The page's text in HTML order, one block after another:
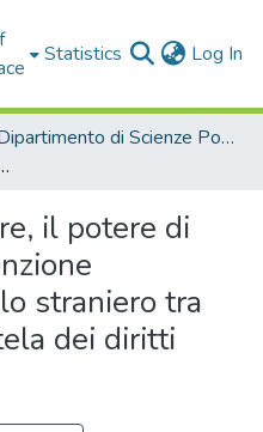
Statistics Log In
Dipartimento di Scienze Politiche e Sociali - Tesi di Dottorato
straniero tra securitarismo e tutela dei diritti umani
il potere di
straniero tra
dei diritti